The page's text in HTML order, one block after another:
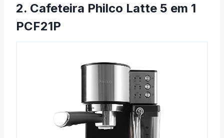
2. Cafeteira Philco Latte 5 em 1
PCF21P